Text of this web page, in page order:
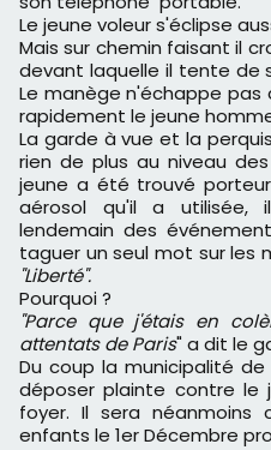
Le jeune voleur s'éclipse
Mais sur chemin faisant il
devant laquelle il tente de
Le manège n'échappe pas
rapidement le jeune
La garde à vue et la
rien de plus au niveau
jeune a été trouvé
aérosol qu'il a utilisée,
lendemain des
taguer un seul mot sur les
"Liberté".
Pourquoi ?
"Parce que j'étais en
attentats de Paris" a dit le
Du coup la municipalité
déposer plainte contre le
foyer. Il sera néanmoins
enfants le 1er Décembre